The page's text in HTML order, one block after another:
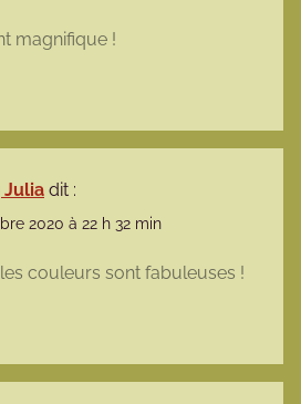
magnifique !
Julia dit :
2020 à 22 h 32 min
couleurs sont fabuleuses !